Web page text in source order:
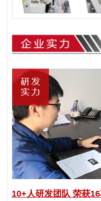
10+人研发团队 荣获